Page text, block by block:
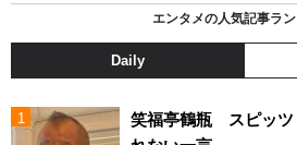
エンタメの人気記事ラ
Daily
笑福亭鶴瓶 スピッツ